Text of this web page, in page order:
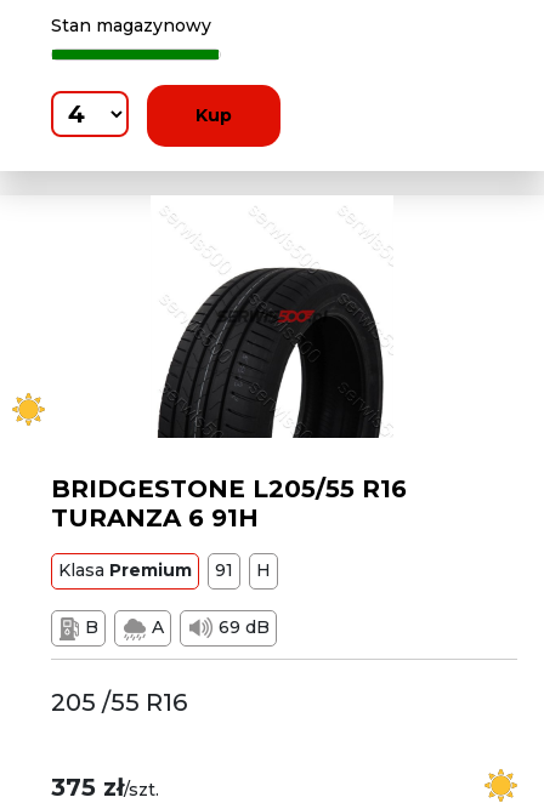
Stan magazynowy
Kup
BRIDGESTONE L205/55 R16
TURANZA 6 91H
Klasa Premium 91 H
B A 69 dB
205 /55 R16
375 zł/szt.